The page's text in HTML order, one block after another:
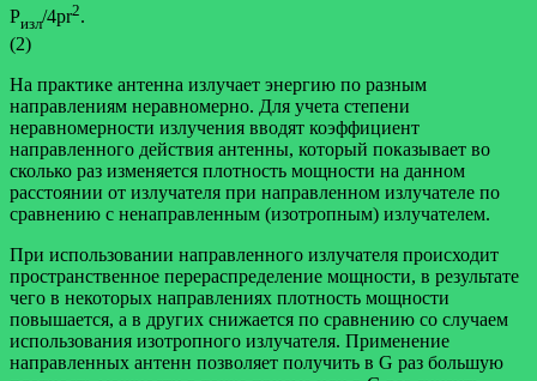
Ризл/4pr2
(2)
На практике антенна излучает энергию по разным
направлениям неравномерно. Для учета степени
неравномерности излучения вводят коэффициент
направленного действия антенны, который показывает во
сколько раз изменяется плотность мощности на данном
расстоянии от излучателя при направленном излучателе по
сравнению с ненаправленным (изотропным) излучателем.
При использовании направленного излучателя происходит
пространственное перераспределение мощности, в результате
чего в некоторых направлениях плотность мощности
повышается, а в других снижается по сравнению со случаем
использования изотропного излучателя. Применение
направленных антенн позволяет получить в G раз большую